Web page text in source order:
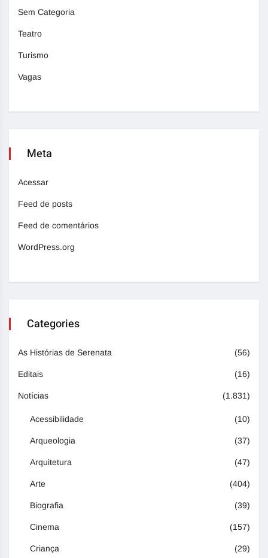
Sem Categoria
Teatro
Turismo
Vagas
Meta
Acessar
Feed de posts
Feed de comentários
WordPress.org
Categories
As Histórias de Serenata (56)
Editais (16)
Notícias (1.831)
Acessibilidade (10)
Arqueologia (37)
Arquitetura (47)
Arte (404)
Biografia (39)
Cinema (157)
Criança (29)